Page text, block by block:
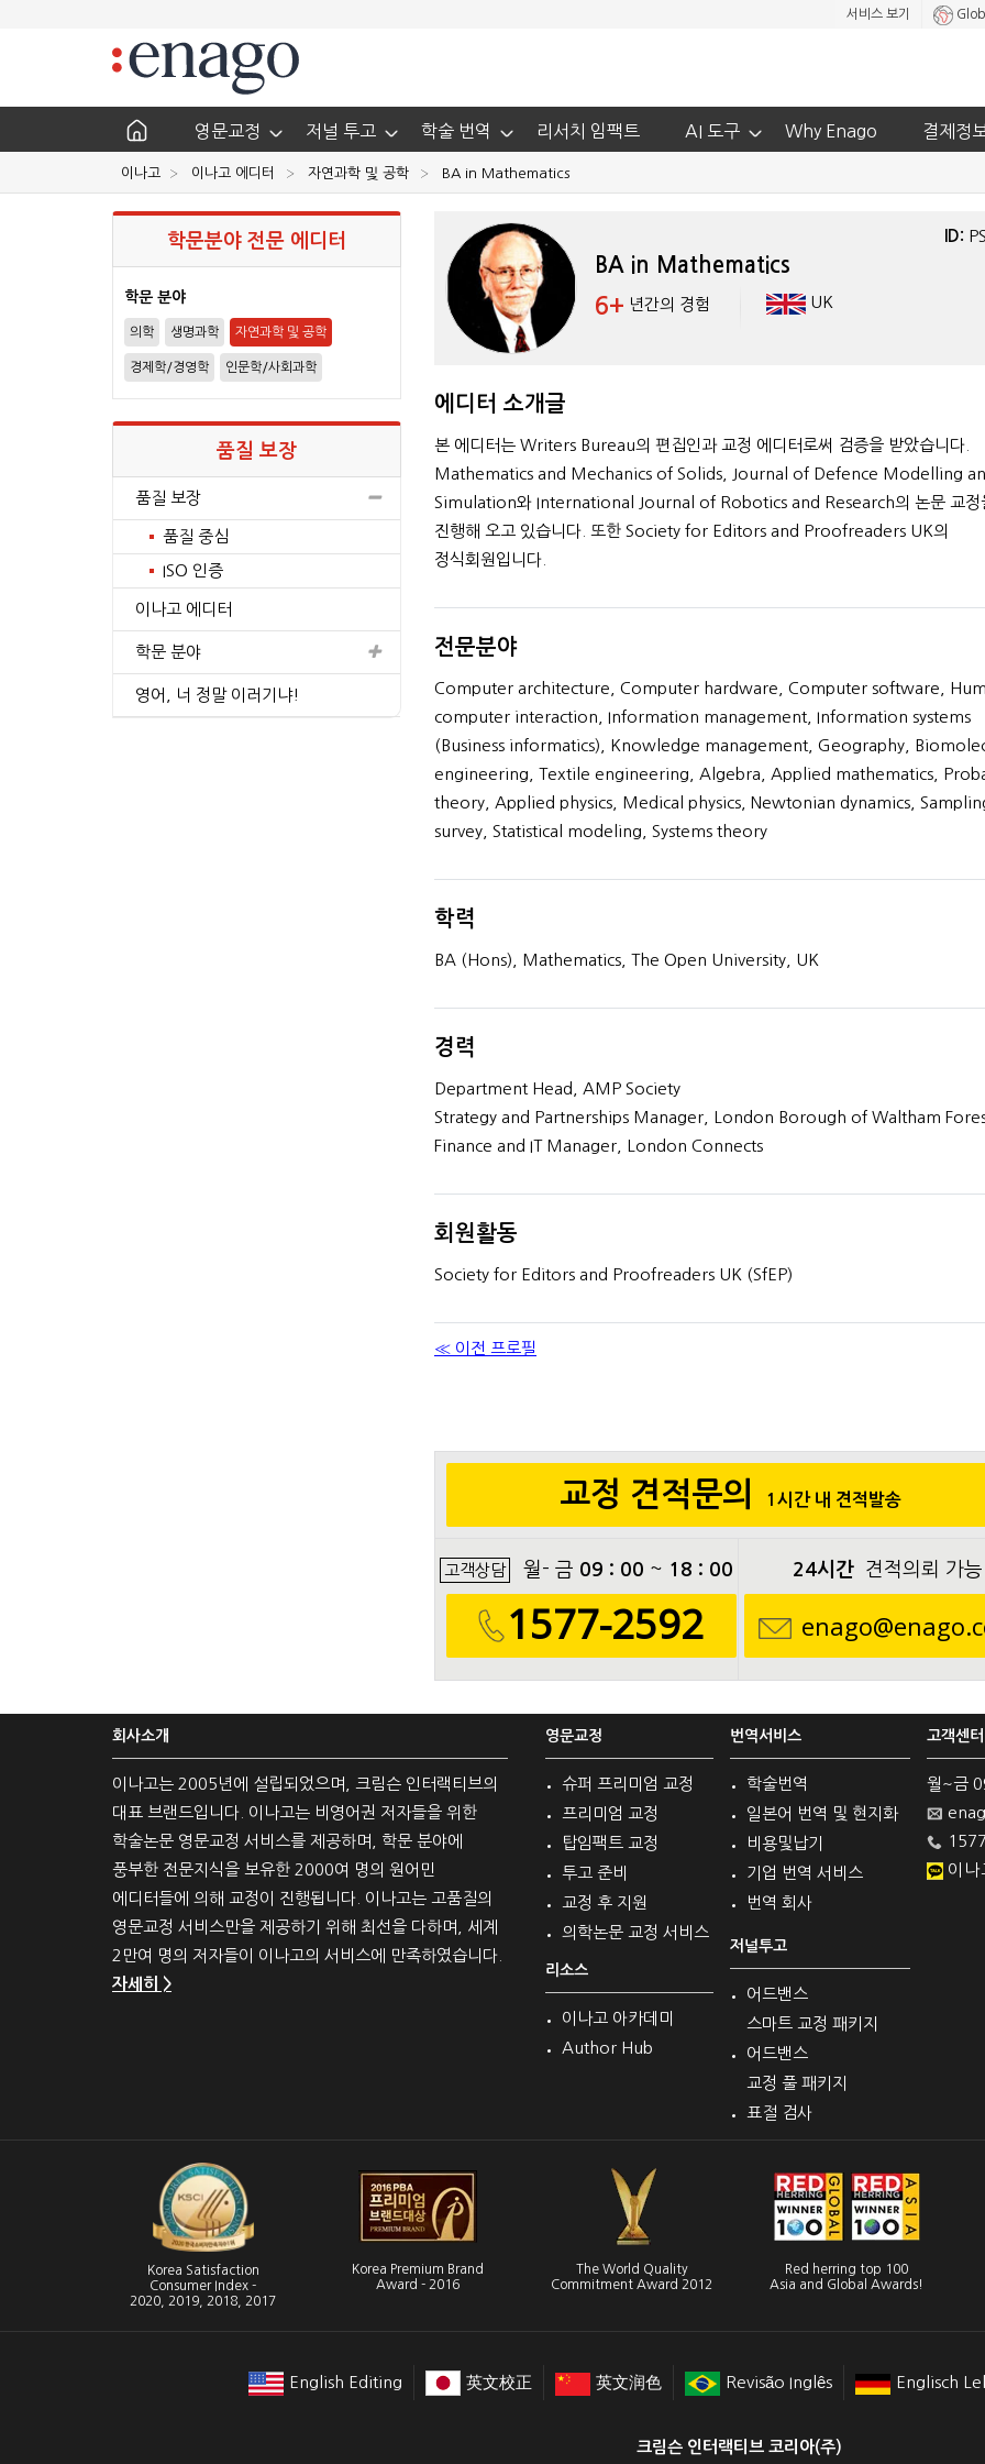
서비스 보기
영문교정 저널 투고 학술 번역 리서치 임팩트 AI 도구 Why Enago 결제정
이나고 이나고 에디터 자연과학 및 공학 BA in Mathematics
학문분야 전문 에디터
학문 분야
의학 생명과학 자연과학 및 공학
경제학/경영학 인문학/사회과학
품질 보장
품질 보장
품질 중심
ISO 인증
이나고 에디터
학문 분야
영어, 너 정말 이러기냐!
ID:
BA in Mathematics
6+ 년간의 경험 UK
에디터 소개글
본 에디터는 Writers Bureau의 편집인과 교정 에디터로써 검증을 받았습니다.
Mathematics and Mechanics of Solids, Journal of Defence Modelling
Simulation와 International Journal of Robotics and Research의 논문 교정
진행해 오고 있습니다. 또한 Society for Editors and Proofreaders UK의
정식회원입니다.
전문분야
Computer architecture, Computer hardware, Computer software,
computer interaction, Information management, Information systems
(Business informatics), Knowledge management, Geography,
engineering, Textile engineering, Algebra, Applied mathematics,
theory, Applied physics, Medical physics, Newtonian dynamics,
survey, Statistical modeling, Systems theory
학력
BA (Hons), Mathematics, The Open University, UK
경력
Department Head, AMP Society
Strategy and Partnerships Manager, London Borough of Waltham
Finance and IT Manager, London Connects
회원활동
Society for Editors and Proofreaders UK (SfEP)
≪ 이전 프로필
39+년간의 경험
프로필 보기
37+년간의 경험
프로필 보기
교정 견적문의 1시간 내 견적발송
고객상담 월- 금 09 : 00 ~ 18 : 00
1577-2592
24시간 견적의뢰 가능
회사소개
이나고는 2005년에 설립되었으며, 크림슨 인터랙티브의
대표 브랜드입니다. 이나고는 비영어권 저자들을 위한
학술논문 영문교정 서비스를 제공하며, 학문 분야에
풍부한 전문지식을 보유한 2000여 명의 원어민
에디터들에 의해 교정이 진행됩니다. 이나고는 고품질의
영문교정 서비스만을 제공하기 위해 최선을 다하며, 세계
2만여 명의 저자들이 이나고의 서비스에 만족하였습니다.
자세히 >
영문교정
슈퍼 프리미엄 교정
프리미엄 교정
탑임팩트 교정
투고 준비
교정 후 지원
의학논문 교정 서비스
리소스
이나고 아카데미
Author Hub
번역서비스
학술번역
일본어 번역 및 현지화
비용및납기
기업 번역 서비스
번역 회사
저널투고
어드밴스
스마트 교정 패키지
어드밴스
교정 풀 패키지
표절 검사
고객센터
월~금
이나
Korea Satisfaction
Consumer Index -
2020, 2019, 2018, 2017
Korea Premium Brand
Award - 2016
The World Quality
Commitment Award 2012
Red herring top 100
Asia and Global Awards!
English Editing 英文校正 英文润色 Revisão Inglês Englisch
크림슨 인터랙티브 코리아(주)